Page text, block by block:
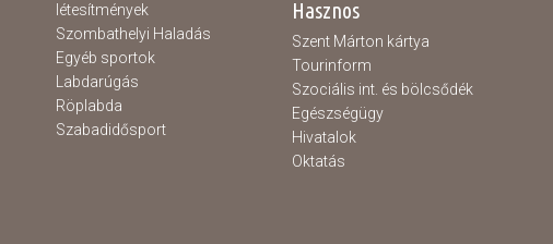
létesítmények
Szombathelyi Haladás
Egyéb sportok
Labdarúgás
Röplabda
Szabadidősport
Hasznos
Szent Márton kártya
Tourinform
Szociális int. és bölcsődék
Egészségügy
Hivatalok
Oktatás